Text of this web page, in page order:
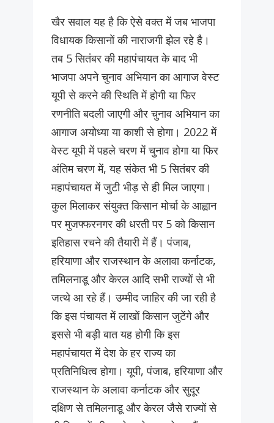
खैर सवाल यह है कि ऐसे वक्त में जब भाजपा
विधायक किसानों की नाराजगी झेल रहे है।
तब 5 सितंबर की महापंचायत के बाद भी
भाजपा अपने चुनाव अभियान का आगाज वेस्ट
यूपी से करने की स्थिति में होगी या फिर
रणनीति बदली जाएगी और चुनाव अभियान का
आगाज अयोध्या या काशी से होगा। 2022 में
वेस्ट यूपी में पहले चरण में चुनाव होगा या फिर
अंतिम चरण में, यह संकेत भी 5 सितंबर की
महापंचायत में जुटी भीड़ से ही मिल जाएगा।
कुल मिलाकर संयुक्त किसान मोर्चा के आह्वान
पर मुजफ्फरनगर की धरती पर 5 को किसान
इतिहास रचने की तैयारी में हैं। पंजाब,
हरियाणा और राजस्थान के अलावा कर्नाटक,
‌तमिलनाडू और केरल आदि सभी राज्यों से भी
जत्थे आ रहे हैं। उम्मीद जाहिर की जा रही है
कि इस पंचायत में लाखों किसान जुटेंगे और
इससे भी बड़ी बात यह होगी कि इस
महापंचायत में देश के हर राज्य का
प्रतिनिधित्व होगा। यूपी, पंजाब, हरियाणा और
राजस्थान के अलावा कर्नाटक और सुदूर
दक्षिण से तमिलनाडू और केरल जैसे राज्यों से